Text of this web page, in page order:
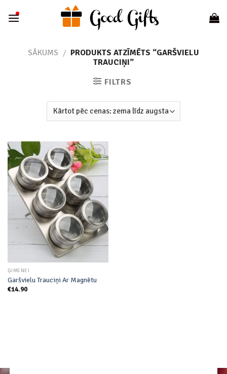
SĀKUMS / PRODUKTS ATZĪMĒTS “GARŠVIELU
TRAUCIŅI”
FILTRS
Add to
wishlist
ĢIMENEI
Garšvielu Trauciņi Ar Magnētu
€14.90